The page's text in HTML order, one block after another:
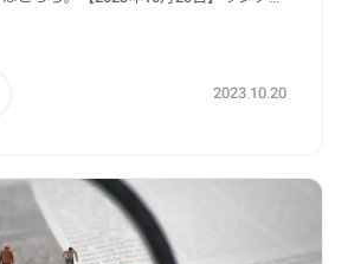
2023.10.20